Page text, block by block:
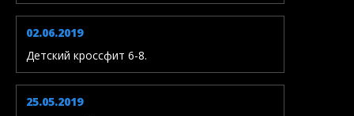
02.06.2019
Детский кроссфит 6-8.
25.05.2019